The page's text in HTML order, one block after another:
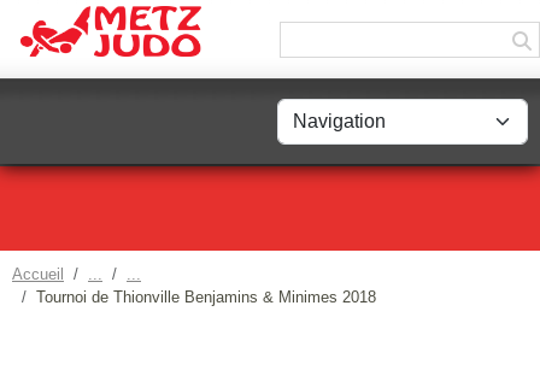
Accueil
Tournoi de Thionville Benjamins & Minimes 2018
Panneau de gestion des cookies